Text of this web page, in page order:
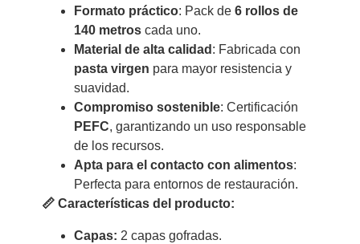
Formato práctico: Pack de 6 rollos de
140 metroscada uno.
Material de alta calidad : Fabricada con
pasta virgen para mayor resistencia y
suavidad.
Compromiso sostenible: Certificación
PEFC, garantizando un uso responsable
de los recursos.
Apta para el contacto con alimentos:
Perfecta para entornos de restauración.
📏 Características del producto:
Capas: 2 capas gofradas.